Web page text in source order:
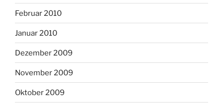
Februar 2010
Januar 2010
Dezember 2009
November 2009
Oktober 2009